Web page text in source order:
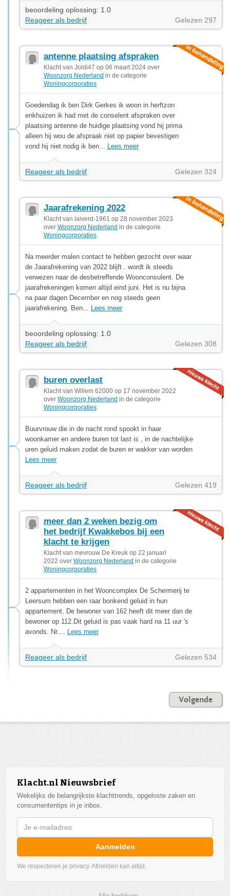
beoordeling oplossing: 1.0
Reageer als bedrijf
Gelezen 297
antenne plaatsing afspraken
Klacht van Joldi47 op 06 maart 2024 over
Woonzorg Nederland in de categorie
Woningcorporaties
Goedendag ik ben Dirk Gerkes ik woon in herftzon
enkhuizen ik had met de conselent afspraken over
plaatsing antenne de huidige plaatsing vond hij prima
alleen hij wou de afspraak niet op papier bevestigen
vond hij niet nodig ik ben... Lees meer
Reageer als bedrijf Gelezen 324
Jaarafrekening 2022
Klacht van laiverd-1961 op 28 november 2023
over Woonzorg Nederland in de categorie
Woningcorporaties
Na meerder malen contact te hebben gezocht over waar
de Jaarafrekening van 2022 blijft . wordt ik steeds
verwezen naar de desbetreffende Woonconsulent. De
jaarafrekeningen komen altijd eind juni. Het is nu bijna
na paar dagen December en nog steeds geen
jaarafrekening. Ben... Lees meer
beoordeling oplossing: 1.0
Reageer als bedrijf
Gelezen 308
buren overlast
Klacht van Willem 62000 op 17 november 2022
over Woonzorg Nederland in de categorie
Woningcorporaties
Buurvrouw die in de nacht rond spookt in haar
woonkamer en andere buren tot last is , in de nachtelijke
uren geluid maken zodat de buren er wakker van worden
Lees meer
Reageer als bedrijf Gelezen 419
meer dan 2 weken bezig om
het bedrijf Kwakkebos bij een
klacht te krijgen
Klacht van mevrouw De Kreuk op 22 januari
2022 over Woonzorg Nederland in de categorie
Woningcorporaties
2 appartementen in het Wooncomplex De Schermerij te
Leersum hebben een raar bonkend geluid in hun
appartement. De bewoner van 162 heeft dit meer dan de
bewoner op 112.Dit geluid is pas vaak hard na 11 uur 's
avonds. Nr.... Lees meer
Reageer als bedrijf Gelezen 534
Volgende
Klacht.nl Nieuwsbrief
Wekelijks de belangrijkste klachttrends, opgeloste zaken en
consumententips in je inbox.
Aanmelden
We respecteren je privacy. Afmelden kan altijd.